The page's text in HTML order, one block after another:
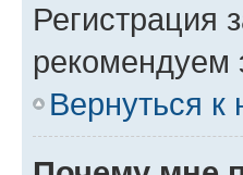
Регистрация
рекомендуем
Вернуться к